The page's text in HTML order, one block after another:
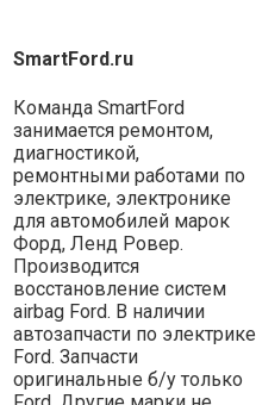
SmartFord.ru
Команда SmartFord
занимается ремонтом,
диагностикой,
ремонтными работами по
электрике, электронике
для автомобилей марок
Форд, Ленд Ровер.
Производится
восстановление систем
airbag Ford. В наличии
автозапчасти по электрике
Ford. Запчасти
оригинальные б/у только